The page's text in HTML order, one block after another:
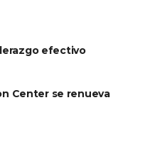
efectivo
Center se renueva